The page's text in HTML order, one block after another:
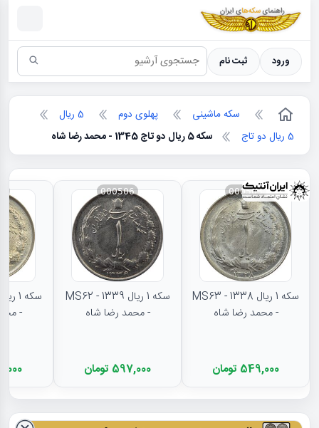
سکه ها ؛ راهنمای سکه شناسی
ورود ثبت نام
سکه ماشینی پهلوی دوم
5 ریال
5 ریال دو تاج
سکه 5 ریال دو تاج 1345 - محمد رضا شاه
000505
سکه 1 ریال 1338 - MS63
- محمد رضا شاه
549,000 تومان
000506
سکه 1 ریال 1339 - MS62
- محمد رضا شاه
597,000 تومان
-